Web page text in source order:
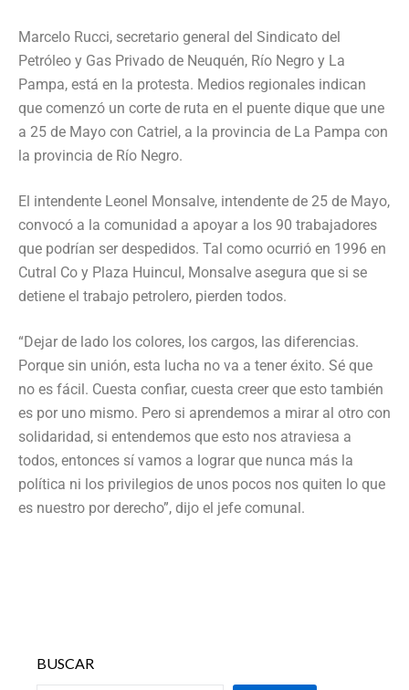
Marcelo Rucci, secretario general del Sindicato del
Petróleo y Gas Privado de Neuquén, Río Negro y La
Pampa, está en la protesta. Medios regionales indican
que comenzó un corte de ruta en el puente dique que une
a 25 de Mayo con Catriel, a la provincia de La Pampa con
la provincia de Río Negro.
El intendente Leonel Monsalve, intendente de 25 de Mayo,
convocó a la comunidad a apoyar a los 90 trabajadores
que podrían ser despedidos. Tal como ocurrió en 1996 en
Cutral Co y Plaza Huincul, Monsalve asegura que si se
detiene el trabajo petrolero, pierden todos.
“Dejar de lado los colores, los cargos, las diferencias.
Porque sin unión, esta lucha no va a tener éxito. Sé que
no es fácil. Cuesta confiar, cuesta creer que esto también
es por uno mismo. Pero si aprendemos a mirar al otro con
solidaridad, si entendemos que esto nos atraviesa a
todos, entonces sí vamos a lograr que nunca más la
política ni los privilegios de unos pocos nos quiten lo que
es nuestro por derecho”, dijo el jefe comunal.
BUSCAR